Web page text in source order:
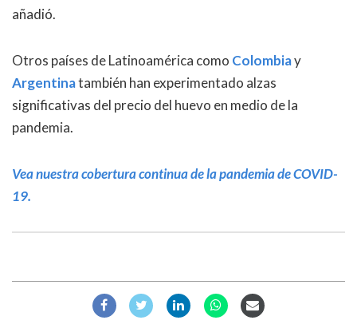
añadió.
Otros países de Latinoamérica como Colombiay
Argentinatambién han experimentado alzas
significativas del precio del huevo en medio de la
pandemia.
Vea nuestra cobertura continua de la pandemia de COVID-
19.